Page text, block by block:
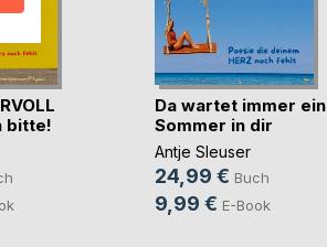
bitte!
Da wartet immer ein
Sommer in dir
Antje Sleuser
24,99 € Buch
9,99 € E-Book